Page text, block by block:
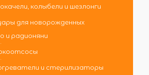
колыбели и шезлонги
для новорожденных
и радионяни
и стерилизаторы